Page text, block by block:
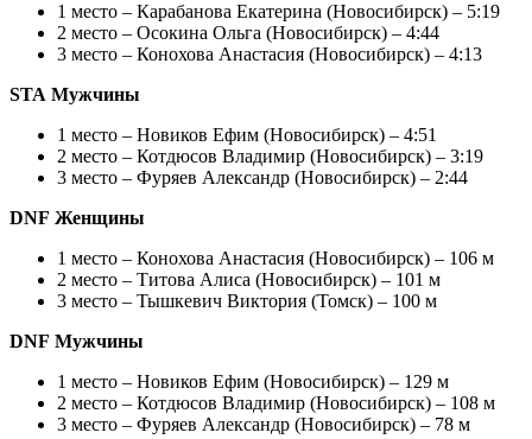
1 место – Карабанова Екатерина (Новосибирск) – 5:19
2 место – Осокина Ольга (Новосибирск) – 4:44
3 место – Конохова Анастасия (Новосибирск) – 4:13
STA Мужчины
1 место – Новиков Ефим (Новосибирск) – 4:51
2 место – Котдюсов Владимир (Новосибирск) – 3:19
3 место – Фуряев Александр (Новосибирск) – 2:44
DNF Женщины
1 место – Конохова Анастасия (Новосибирск) – 106 м
2 место – Титова Алиса (Новосибирск) – 101 м
3 место – Тышкевич Виктория (Томск) – 100 м
DNF Мужчины
1 место – Новиков Ефим (Новосибирск) – 129 м
2 место – Котдюсов Владимир (Новосибирск) – 108 м
3 место – Фуряев Александр (Новосибирск) – 78 м